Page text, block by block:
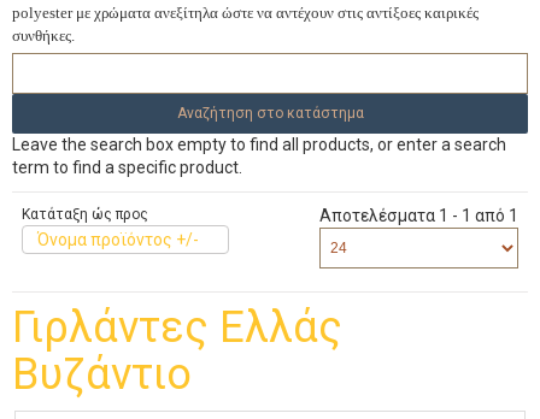
polyester με χρώματα ανεξίτηλα ώστε να αντέχουν στις αντίξοες καιρικές
συνθήκες.
Leave the search box empty to find all products, or enter a search
term to find a specific product.
Κατάταξη ώς προς
Όνομα προϊόντος +/-
Αποτελέσματα 1 - 1 από 1
Γιρλάντες Ελλάς
Βυζάντιο